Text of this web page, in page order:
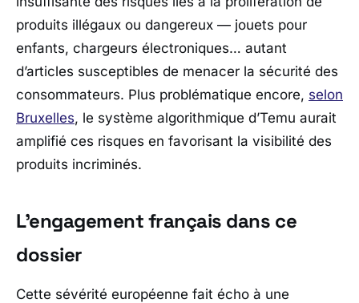
produits illégaux ou dangereux — jouets pour
enfants, chargeurs électroniques… autant
d’articles susceptibles de menacer la sécurité des
consommateurs. Plus problématique encore, selon
Bruxelles, le système algorithmique d’Temu aurait
amplifié ces risques en favorisant la visibilité des
produits incriminés.
L’engagement français dans ce
dossier
Cette sévérité européenne fait écho à une